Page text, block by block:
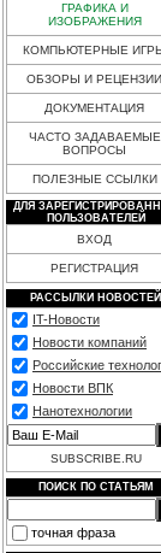
ГРАФИКА И
ИЗОБРАЖЕНИЯ
КОМПЬЮТЕРНЫЕ
ОБЗОРЫ И РЕЦЕНЗИИ
ДОКУМЕНТАЦИЯ
ЧАСТО ЗАДАВАЕМЫЕ
ВОПРОСЫ
ПОЛЕЗНЫЕ ССЫЛКИ
ДЛЯ
ПОЛЬЗОВАТЕЛЕЙ
ВХОД
РЕГИСТРАЦИЯ
РАССЫЛКИ НОВОСТЕЙ
IT-Новости
Новости компаний
Российские
Новости ВПК
Нанотехнологии
SUBSCRIBE.RU
ПОИСК ПО СТАТЬЯМ
точная фраза